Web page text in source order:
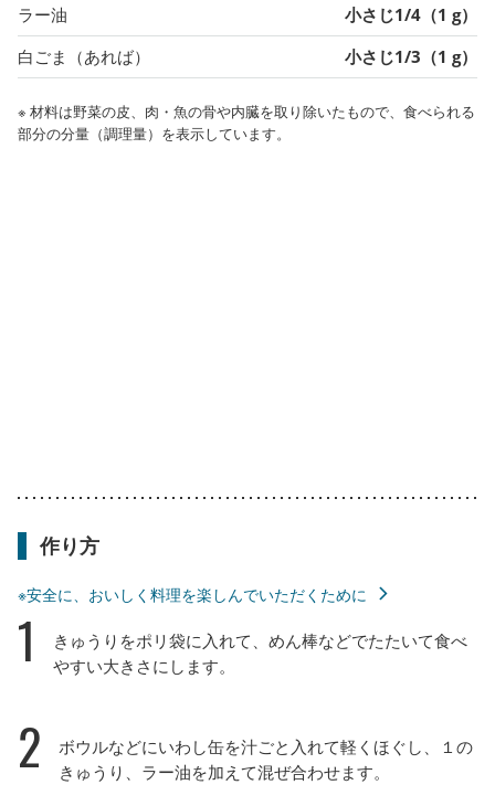
ラー油
小さじ1/4（1 g）
白ごま（あれば）
小さじ1/3（1 g）
※ 材料は野菜の皮、肉・魚の骨や内臓を取り除いたもので、食べられる
部分の分量（調理量）を表示しています。
作り方
※安全に、おいしく料理を楽しんでいただくために
1
きゅうりをポリ袋に入れて、めん棒などでたたいて食べ
やすい大きさにします。
2
ボウルなどにいわし缶を汁ごと入れて軽くほぐし、１の
きゅうり、ラー油を加えて混ぜ合わせます。